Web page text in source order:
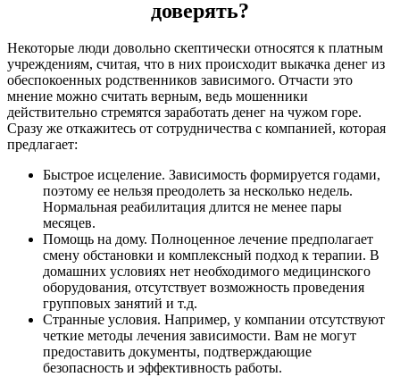
доверять?
Некоторые люди довольно скептически относятся к платным
учреждениям, считая, что в них происходит выкачка денег из
обеспокоенных родственников зависимого. Отчасти это
мнение можно считать верным, ведь мошенники
действительно стремятся заработать денег на чужом горе.
Сразу же откажитесь от сотрудничества с компанией, которая
предлагает:
Быстрое исцеление. Зависимость формируется годами,
поэтому ее нельзя преодолеть за несколько недель.
Нормальная реабилитация длится не менее пары
месяцев.
Помощь на дому. Полноценное лечение предполагает
смену обстановки и комплексный подход к терапии. В
домашних условиях нет необходимого медицинского
оборудования, отсутствует возможность проведения
групповых занятий и т.д.
Странные условия. Например, у компании отсутствуют
четкие методы лечения зависимости. Вам не могут
предоставить документы, подтверждающие
безопасность и эффективность работы.